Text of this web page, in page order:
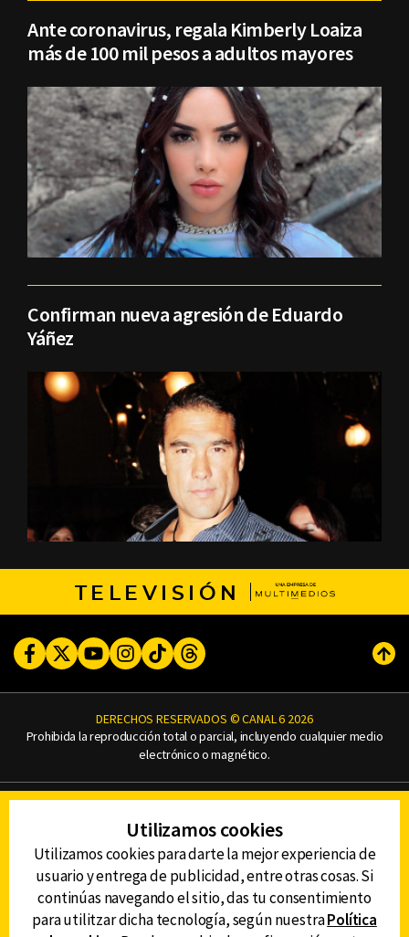
Ante coronavirus, regala Kimberly Loaiza
más de 100 mil pesos a adultos mayores
Confirman nueva agresión de Eduardo
Yáñez
TELEVISIÓN
FacebookTwitterYoutubeInstagram
TikTokThreads
DERECHOS RESERVADOS © CANAL 6 2026
Prohibida la reproducción total o parcial, incluyendo cualquier medio
electrónico o magnético.
AVISO DE PRIVACIDAD
DEFENSORÍA DE LAS AUDIENCIAS
Utilizamos cookies
Utilizamos cookies para darte la mejor experiencia de
usuario y entrega de publicidad, entre otras cosas. Si
continúas navegando el sitio, das tu consentimiento
para utilitzar dicha tecnología, según nuestraPolítica